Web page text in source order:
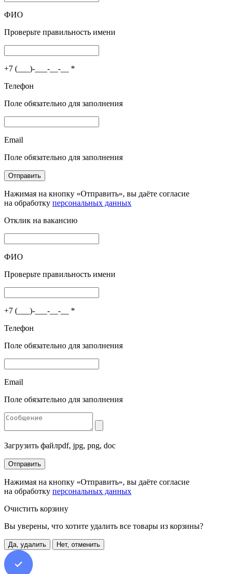
ФИО
Проверьте правильность имени
+7 (___)-___-__-__ *
Телефон
Поле обязательно для заполнения
Email
Поле обязательно для заполнения
Отправить
Нажимая на кнопку «Отправить», вы даёте согласие
на обработку персональных данных
Отклик на вакансию
ФИО
Проверьте правильность имени
+7 (___)-___-__-__ *
Телефон
Поле обязательно для заполнения
Email
Поле обязательно для заполнения
Загрузить файлpdf, jpg, png, doc
Отправить
Нажимая на кнопку «Отправить», вы даёте согласие
на обработку персональных данных
Очистить корзину
Вы уверены, что хотите удалить все товары из корзины?
Да, удалить Нет, отменить